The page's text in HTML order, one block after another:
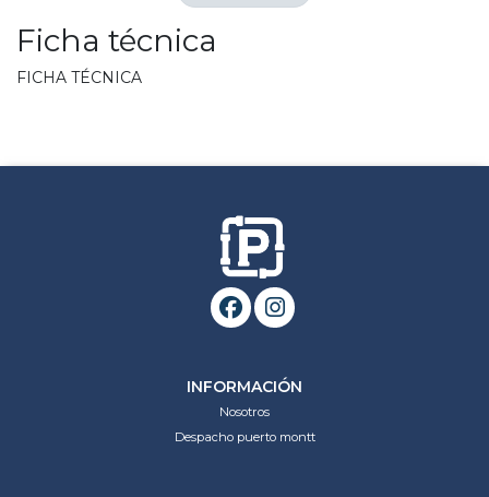
Ficha técnica
FICHA TÉCNICA
INFORMACIÓN
Nosotros
Despacho puerto montt